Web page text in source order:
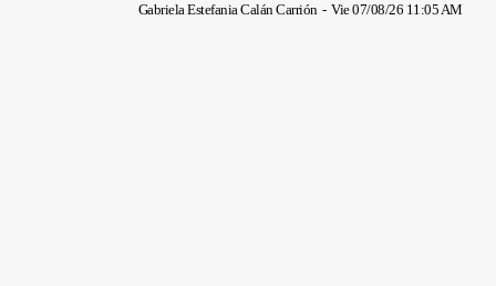
Gabriela Estefania Calán Carrión - Vie 07/08/26 11:05 AM